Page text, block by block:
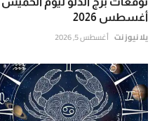
أغسطس 2026
يلا نيوز نت أغسطس 5, 2026